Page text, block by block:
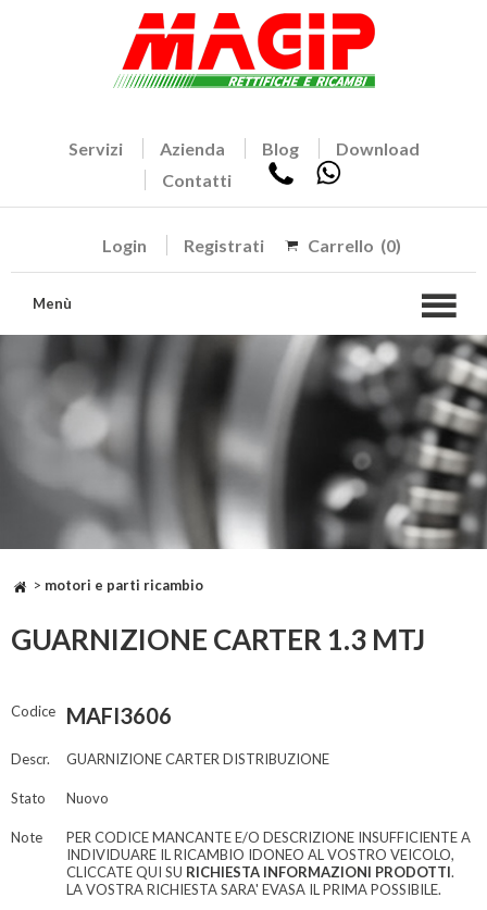
Servizi Azienda Blog
Download
Contatti
Login Registrati Carrello (0)
Menù
> motori e parti ricambio
GUARNIZIONE CARTER 1.3 MTJ
Codice MAFI3606
Descr. GUARNIZIONE CARTER DISTRIBUZIONE
Stato Nuovo
Note
PER CODICE MANCANTE E/O DESCRIZIONE INSUFFICIENTE A
INDIVIDUARE IL RICAMBIO IDONEO AL VOSTRO VEICOLO,
CLICCATE QUI SU RICHIESTA INFORMAZIONI PRODOTTI.
LA VOSTRA RICHIESTA SARA' EVASA IL PRIMA POSSIBILE.